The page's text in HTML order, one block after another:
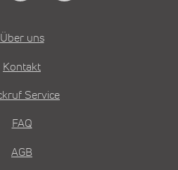
Über uns
Kontakt
Service
FAQ
AGB